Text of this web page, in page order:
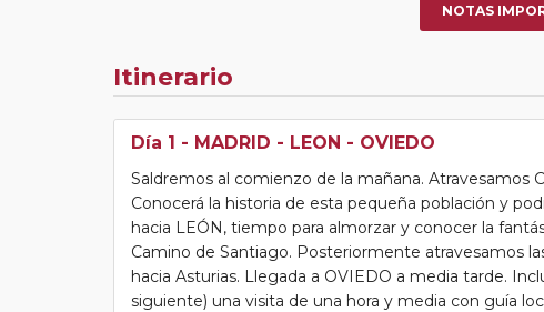
NOTAS
Itinerario
Día 1 - MADRID - LEON - OVIEDO
Saldremos al comienzo de la mañana. Atravesamos
Conocerá la historia de esta pequeña población y
hacia LEÓN, tiempo para almorzar y conocer la
Camino de Santiago. Posteriormente atravesamos
hacia Asturias. Llegada a OVIEDO a media tarde.
siguiente) una visita de una hora y media con guía